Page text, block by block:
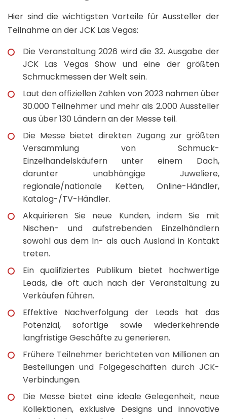
Hier sind die wichtigsten Vorteile für Aussteller der
Teilnahme an der JCK Las Vegas:
Die Veranstaltung 2026 wird die 32. Ausgabe der
JCK Las Vegas Show und eine der größten
Schmuckmessen der Welt sein.
Laut den offiziellen Zahlen von 2023 nahmen über
30.000 Teilnehmer und mehr als 2.000 Aussteller
aus über 130 Ländern an der Messe teil.
Die Messe bietet direkten Zugang zur größten
Versammlung von Schmuck-
Einzelhandelskäufern unter einem Dach,
darunter unabhängige Juweliere,
regionale/nationale Ketten, Online-Händler,
Katalog-/TV-Händler.
Akquirieren Sie neue Kunden, indem Sie mit
Nischen- und aufstrebenden Einzelhändlern
sowohl aus dem In- als auch Ausland in Kontakt
treten.
Ein qualifiziertes Publikum bietet hochwertige
Leads, die oft auch nach der Veranstaltung zu
Verkäufen führen.
Effektive Nachverfolgung der Leads hat das
Potenzial, sofortige sowie wiederkehrende
langfristige Geschäfte zu generieren.
Frühere Teilnehmer berichteten von Millionen an
Bestellungen und Folgegeschäften durch JCK-
Verbindungen.
Die Messe bietet eine ideale Gelegenheit, neue
Kollektionen, exklusive Designs und innovative